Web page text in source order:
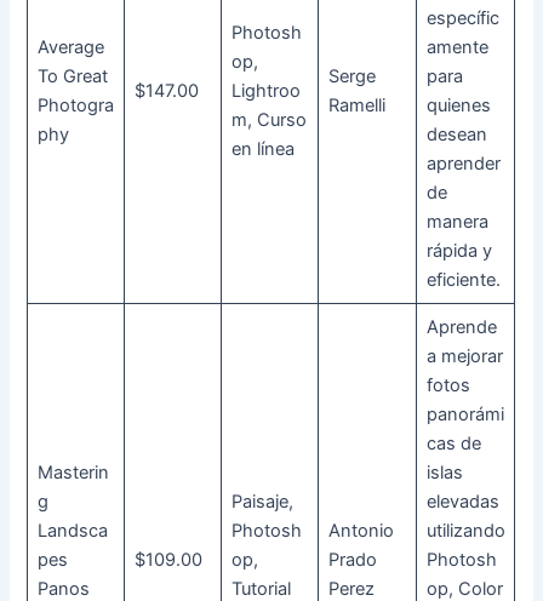
Average
To Great
Photogra
phy
$147.00
Photosh
op,
Lightroo
m, Curso
en línea
Serge
Ramelli
específic
amente
para
quienes
desean
aprender
de
manera
rápida y
eficiente.
Masterin
g
Landsca
pes
Panos
$109.00
Paisaje,
Photosh
op,
Tutorial
Antonio
Prado
Perez
Aprende
a mejorar
fotos
panorámi
cas de
islas
elevadas
utilizando
Photosh
op, Color